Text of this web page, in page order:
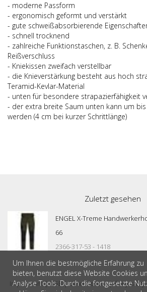
- moderne Passform
- ergonomisch geformt und verstärkt
- gute schweißabsorbierende
- schnell trocknend
- zahlreiche Funktionstaschen, z. B.
Reißverschluss
- Kniekissen zweifach verstellbar
- die Knieverstärkung besteht aus hoch
Teramid-Kevlar-Material
- unten für besondere strapazierfähigkeit
- der extra breite Saum unten kann um
werden (4 cm bei kurzer Schrittlänge)
Zuletzt gesehen
ENGEL X-Treme
66
2366-317-53 - 1418
Impressum|AGB|Datenschutz| © by
Um Ihnen die bestmögliche Erfahrung zu
bieten, benutzt diese Website Cookies
Analyse Tools. Durch die fortgesetzte